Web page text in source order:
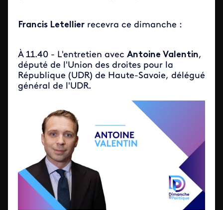
Francis Letellier recevra ce dimanche :
À 11.40 - L'entretien avec Antoine Valentin,
député de l'Union des droites pour la
République (UDR) de Haute-Savoie, délégué
général de l'UDR.